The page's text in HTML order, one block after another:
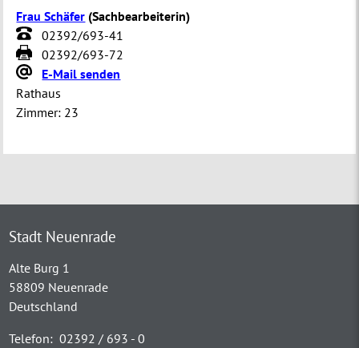
Frau Schäfer (Sachbearbeiterin)
02392/693-41
02392/693-72
E-Mail senden
Rathaus
Zimmer: 23
Stadt Neuenrade
Alte Burg 1
58809 Neuenrade
Deutschland
Telefon: 02392 / 693 - 0